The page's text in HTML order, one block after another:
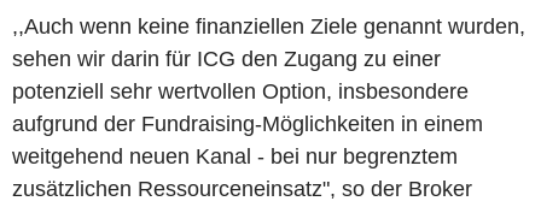
,,Auch wenn keine finanziellen Ziele genannt wurden,
sehen wir darin für ICG den Zugang zu einer
potenziell sehr wertvollen Option, insbesondere
aufgrund der Fundraising-Möglichkeiten in einem
weitgehend neuen Kanal - bei nur begrenztem
zusätzlichen Ressourceneinsatz", so der Broker